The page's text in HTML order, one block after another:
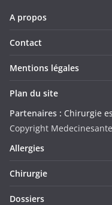
A propos
Contact
Mentions légales
Plan du site
Partenaires : Chirurgie
Copyright
Allergies
Chirurgie
Dossiers